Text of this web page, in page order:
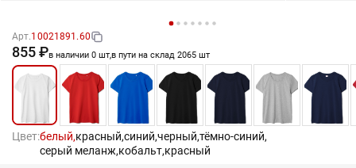
Арт.10021891.60
855 ₽в наличии 0 шт,в пути на склад 2065 шт
Цвет:белый,красный,синий,черный,тёмно-синий,
серый меланж,кобальт,красный